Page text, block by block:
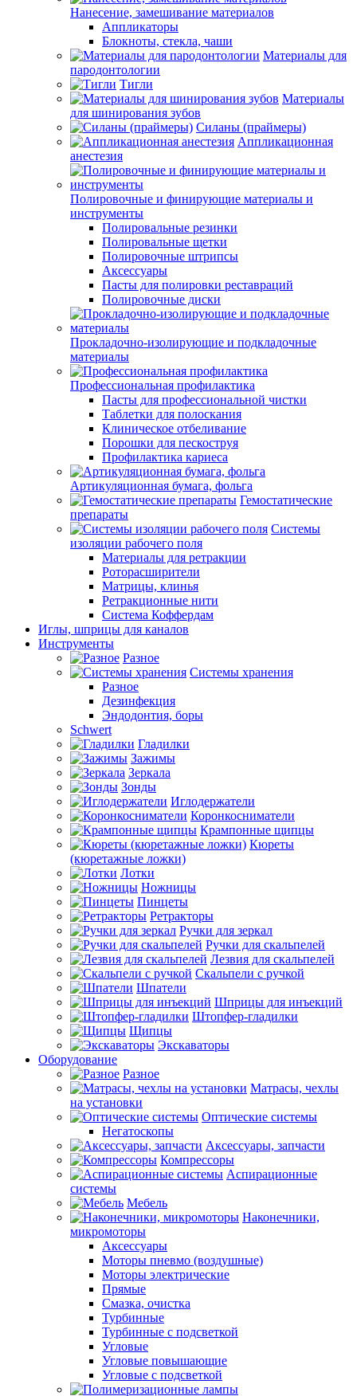
Нанесение, замешивание материалов
Аппликаторы
Блокноты, стекла, чаши
Материалы для
пародонтологии
Тигли
Материалы
для шинирования зубов
Силаны (праймеры)
Аппликационная
анестезия
Полировочные и финирующие материалы и
инструменты
Полировальные резинки
Полировальные щетки
Полировочные штрипсы
Аксессуары
Пасты для полировки реставраций
Полировочные диски
Прокладочно-изолирующие и подкладочные
материалы
Профессиональная профилактика
Пасты для профессиональной чистки
Таблетки для полоскания
Клиническое отбеливание
Порошки для пескоструя
Профилактика кариеса
Артикуляционная бумага, фольга
Гемостатические
препараты
Системы
изоляции рабочего поля
Материалы для ретракции
Роторасширители
Матрицы, клинья
Ретракционные нити
Система Коффердам
Иглы, шприцы для каналов
Инструменты
Разное
Системы хранения
Разное
Дезинфекция
Эндодонтия, боры
Schwert
Гладилки
Зажимы
Зеркала
Зонды
Иглодержатели
Коронкосниматели
Крампонные щипцы
Кюреты
(кюретажные ложки)
Лотки
Ножницы
Пинцеты
Ретракторы
Ручки для зеркал
Ручки для скальпелей
Лезвия для скальпелей
Скальпели с ручкой
Шпатели
Шприцы для инъекций
Штопфер-гладилки
Щипцы
Экскаваторы
Оборудование
Разное
Матрасы, чехлы
на установки
Оптические системы
Негатоскопы
Аксессуары, запчасти
Компрессоры
Аспирационные
системы
Мебель
Наконечники,
микромоторы
Аксессуары
Моторы пневмо (воздушные)
Моторы электрические
Прямые
Смазка, очистка
Турбинные
Турбинные с подсветкой
Угловые
Угловые повышающие
Угловые с подсветкой